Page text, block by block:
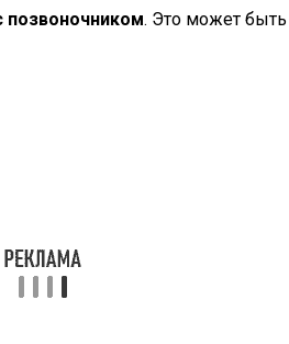
позвоночником. Это может быть